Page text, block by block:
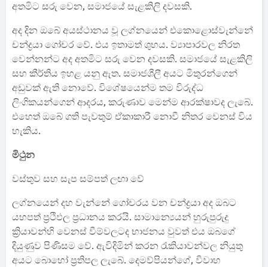
අතමිට සරු වෙන, සමාජයේ සැළකිලි දවසකි.
අද දින ඔබේ අයස්ථානය වූ ලග්නයෙන් එකොළොස්වැන්නේ
චන්ද්‍රයා ගෝචර වේ. එය ඉතාමත් ශුභය. ව්‍යාපාරවල නිරත
වෙන්නන්ට අද අතමිට සරු වෙන දවසකි. සමාජයේ සැළකිලි
සහ කීර්තිය ඉහළ යනු ඇත. සමාජශීලී අයට මිතුරන්ගෙන්
අඩුවක් ඇති නොවේ. විශේෂයෙන්ම තම විරුද්ධ
ලිංගිකයන්ගෙන් ආදරය, කරුණාව මෙන්ම ආරක්ෂාවද ලැබේ.
එහෙත් ඔබේ ගති පැවතුම් ඒකාකාරී නොවී නිතර වෙනස් විය
හැකිය.
මිථුන
වස්තුව සහ සැප සම්පත් ලඟා වේ
ලග්නයෙන් දහ වැන්නේ ගෝචරය වන චන්ද්‍රයා අද ඔබට
යහපත් ප්‍රථිඵල ප්‍රධානය කරයි. සාමාන්‍යෙයන් හුරුපුරුදු
ක්‍රියාවන්හි වෙනස් වීම්වලටද භාජනය වුවත් එය ඔබගේ
දියුණුව පිණිසම වේ. ඇවිදිමින් කරන රැකියාවන්වල නියුතු
අයට බොහෝ ප්‍රතිපල ලැබේ. දෙමව්පියන්ගේ, විවාහ